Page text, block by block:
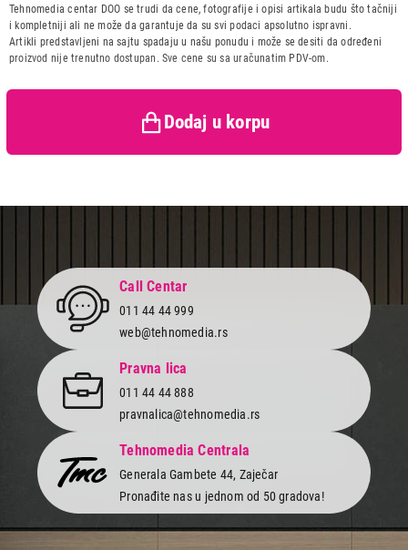
Naziv i vrsta robe:
SAMOLEPLJIVI PROIZVODI I
OSTALA RESENJA
Uvoznik:
DTM Comapny d.o.o.
kupaca po osnovu zakona o
zaštiti potrošača
Tehnomedia centar DOO se trudi da cene, fotografije i opisi artikala budu što tačniji
i kompletniji ali ne može da garantuje da su svi podaci apsolutno ispravni.
Artikli predstavljeni na sajtu spadaju u našu ponudu i može se desiti da određeni
proizvod nije trenutno dostupan. Sve cene su sa uračunatim PDV-om.
Dodaj u korpu
1.099,00
SAMOLEPLJIVI PROIZVODI I OSTALA RESENJA
Nastavi kupovinu
Završi kupovinu
Call Centar
011 44 44 999
web@tehnomedia.rs
Pravna lica
011 44 44 888
pravnalica@tehnomedia.rs
Tehnomedia Centrala
Generala Gambete 44, Zaječar
Pronađite nas u jednom od 50 gradova!